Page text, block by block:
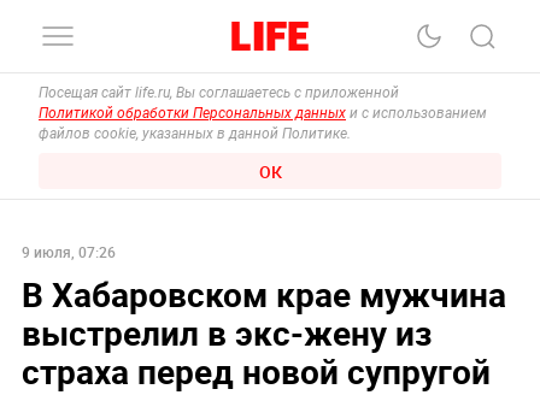
Посещая сайт life.ru, Вы соглашаетесь с приложенной
Политикой обработки Персональных данных и с использованием
файлов cookie, указанных в данной Политике.
ОК
9 июля, 07:26
В Хабаровском крае мужчина
выстрелил в экс-жену из
страха перед новой супругой